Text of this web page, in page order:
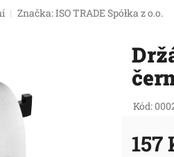
Značka:ISO TRADE Spółka z o.o.
Kód:
157